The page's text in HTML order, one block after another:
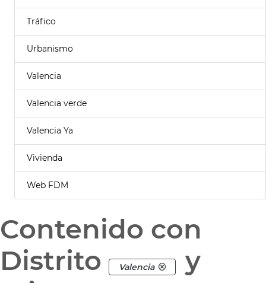
Tráfico
Urbanismo
Valencia
Valencia verde
Valencia Ya
Vivienda
Web FDM
Contenido con
Distrito
Valencia
y